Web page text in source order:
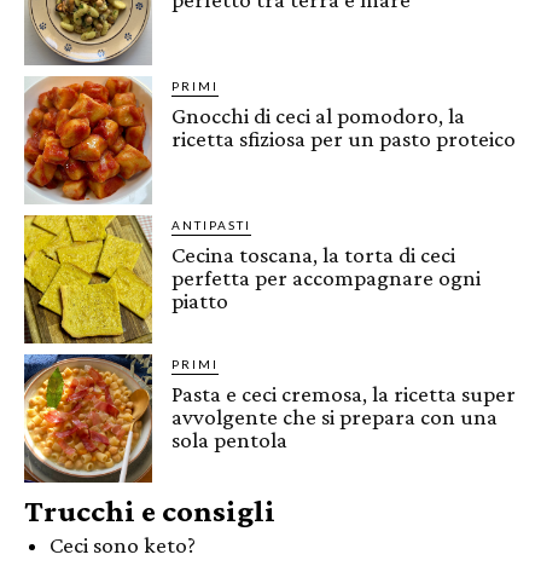
PRIMI
Gnocchi di ceci al pomodoro, la
ricetta sfiziosa per un pasto proteico
ANTIPASTI
Cecina toscana, la torta di ceci
perfetta per accompagnare ogni
piatto
PRIMI
Pasta e ceci cremosa, la ricetta super
avvolgente che si prepara con una
sola pentola
Trucchi e consigli
Ceci sono keto?